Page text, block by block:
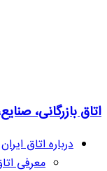
اتاق بازرگانی،
درباره اتاق ایران
معرفی